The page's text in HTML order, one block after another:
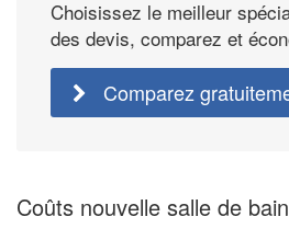
Choisissez le meilleur
des devis, comparez et
Comparez
Coûts nouvelle salle de